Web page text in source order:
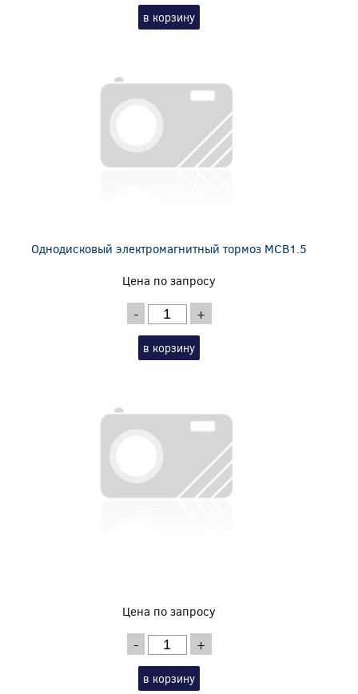
в корзину
Однодисковый электромагнитный тормоз MCB1.5
Цена по запросу
- +
в корзину
Цена по запросу
- +
в корзину